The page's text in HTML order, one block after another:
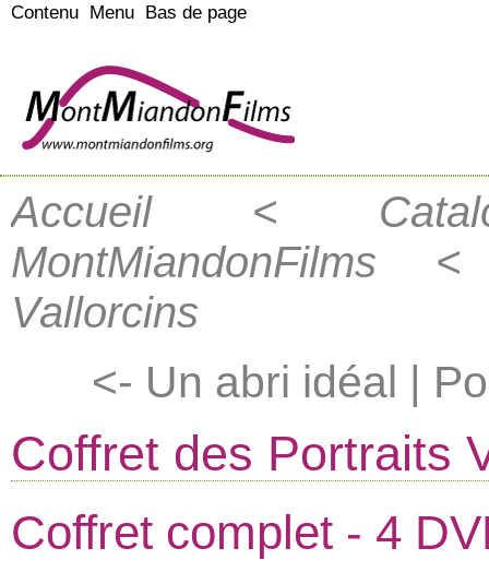
Contenu Menu Bas de page
Accueil<
MontMiandonFilms <
Vallorcins
<- Un abri idéal
Coffret des Portraits
Coffret complet - 4